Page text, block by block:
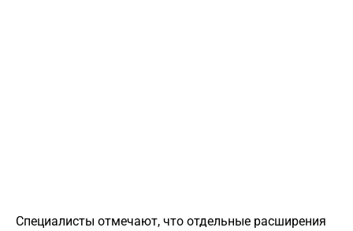
Специалисты отмечают, что отдельные расширения